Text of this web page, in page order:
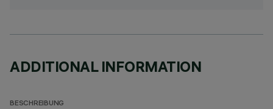
ADDITIONAL INFORMATION
BESCHREIBUNG